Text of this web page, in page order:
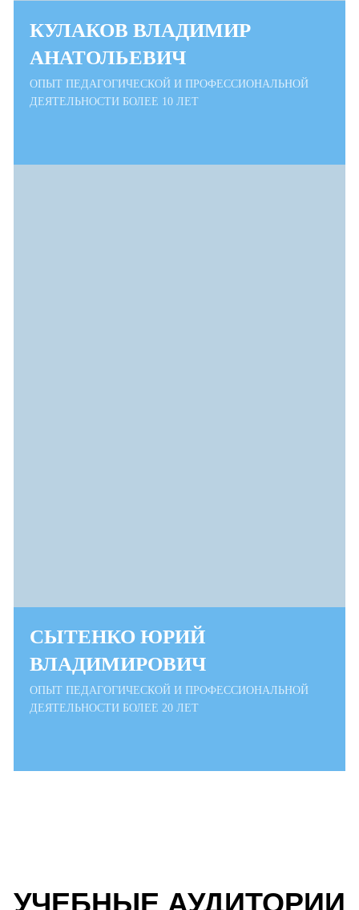
КУЛАКОВ ВЛАДИМИР
АНАТОЛЬЕВИЧ
ОПЫТ ПЕДАГОГИЧЕСКОЙ И ПРОФЕССИОНАЛЬНОЙ
ДЕЯТЕЛЬНОСТИ БОЛЕЕ 10 ЛЕТ
СЫТЕНКО ЮРИЙ
ВЛАДИМИРОВИЧ
ОПЫТ ПЕДАГОГИЧЕСКОЙ И ПРОФЕССИОНАЛЬНОЙ
ДЕЯТЕЛЬНОСТИ БОЛЕЕ 20 ЛЕТ
УЧЕБНЫЕ АУДИТОРИИ